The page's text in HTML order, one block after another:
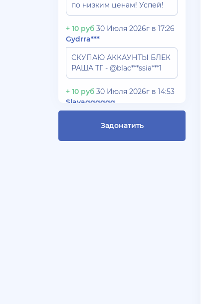
по низким ценам! Успей!
+ 10 руб 30 Июля 2026г в 17:26
Gydrra***
СКУПАЮ АККАУНТЫ БЛЕК
РАША ТГ - @blac***ssia***1
+ 10 руб 30 Июля 2026г в 14:53
Slavagggggg
бюджет 450 рублей
Задонатить